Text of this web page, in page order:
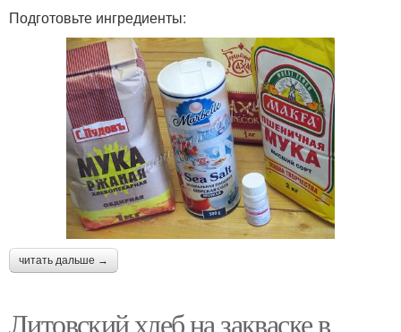
Подготовьте ингредиенты:
читать дальше →
Литовский хлеб на закваске в